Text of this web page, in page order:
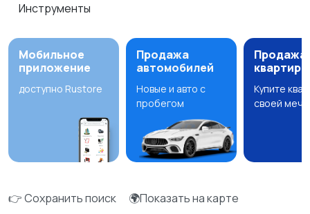
Инструменты
Мобильное
приложение
доступно Rustore
Продажа
автомобилей
Новые и авто с
пробегом
Продажа
квартир
Купите
своей
👉 Сохранить поиск
🌍Показать на карте